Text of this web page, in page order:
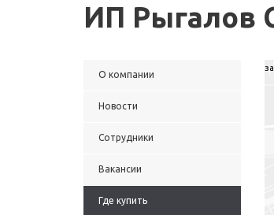
ИП Рыгалов
О компании
Новости
Сотрудники
Вакансии
Где купить